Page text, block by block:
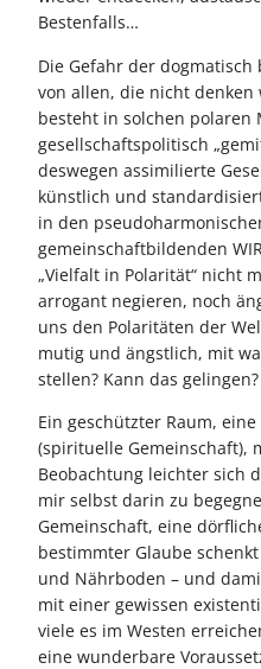
Bestenfalls…
Die Gefahr der
von allen, die nicht
besteht in solchen polaren
gesellschaftspolitisch
deswegen assimilierte
künstlich und
in den
gemeinschaftbildenden
„Vielfalt in Polarität“ nicht
arrogant negieren, noch
uns den Polaritäten der
mutig und ängstlich, mit
stellen? Kann das gelingen?
Ein geschützter Raum,
(spirituelle Gemeinschaft),
Beobachtung leichter sich
mir selbst darin zu
Gemeinschaft, eine
bestimmter Glaube
und Nährboden – und
mit einer gewissen
viele es im Westen
eine wunderbare